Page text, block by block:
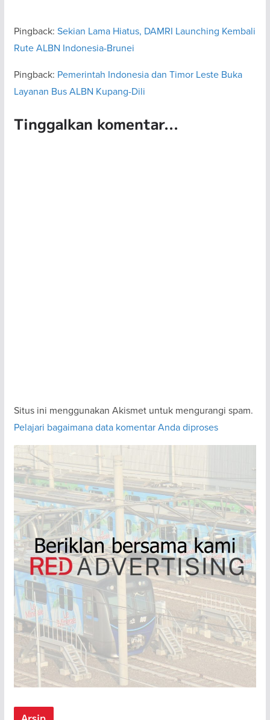
Pingback: Sekian Lama Hiatus, DAMRI Launching Kembali
Rute ALBN Indonesia-Brunei
Pingback: Pemerintah Indonesia dan Timor Leste Buka
Layanan Bus ALBN Kupang-Dili
Tinggalkan komentar...
Situs ini menggunakan Akismet untuk mengurangi spam.
Pelajari bagaimana data komentar Anda diproses